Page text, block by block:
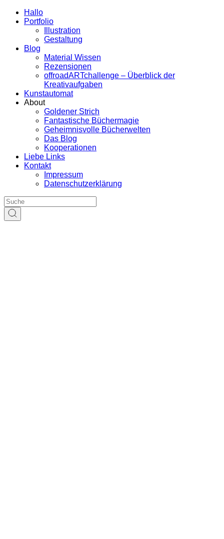
Hallo
Portfolio
Illustration
Gestaltung
Blog
Material Wissen
Rezensionen
offroadARTchallenge – Überblick der
Kreativaufgaben
Kunstautomat
About
Goldener Strich
Fantastische Büchermagie
Geheimnisvolle Bücherwelten
Das Blog
Kooperationen
Liebe Links
Kontakt
Impressum
Datenschutzerklärung